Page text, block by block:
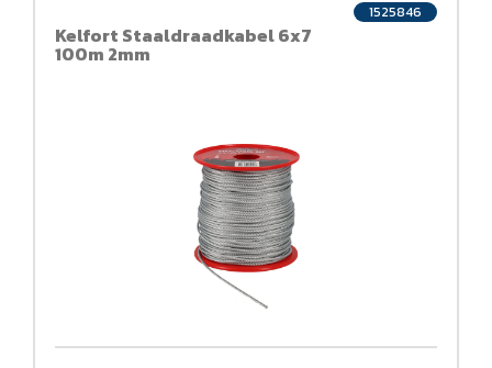
Kelfort Staaldraadkabel 6x7
100m 2mm
1525846